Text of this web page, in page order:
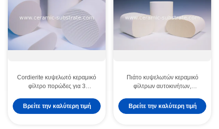
Cordierite κυψελωτό κεραμικό
φίλτρο πορώδες για 3
τρόπων
Βρείτε την καλύτερη τιμή
Πιάτο κυψελωτών κεραμικό
φίλτρων αυτοκινήτων,
καταλυτικό μετατροπέα
Βρείτε την καλύτερη τιμή